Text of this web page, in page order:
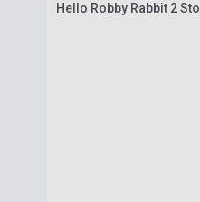
Hello Robby Rabbit 2